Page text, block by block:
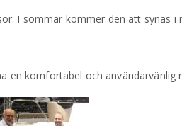
I sommar kommer den att synas i
en komfortabel och